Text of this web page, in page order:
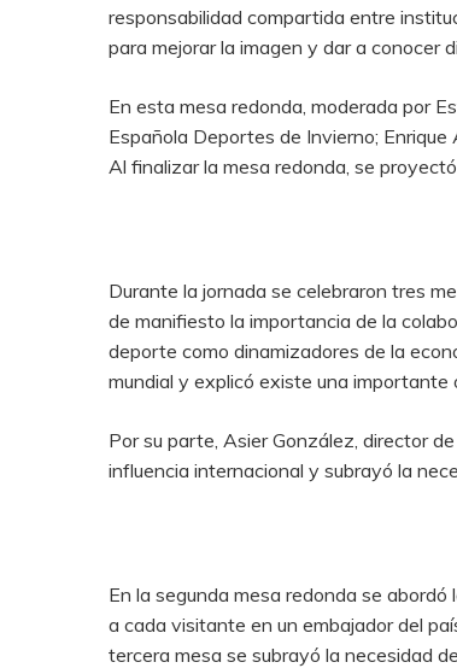
responsabilidad compartida entre
para mejorar la imagen y dar a conocer
En esta mesa redonda, moderada por
Española Deportes de Invierno;
Al finalizar la mesa redonda, se
Durante la jornada se celebraron tres
de manifiesto la importancia de la
deporte como dinamizadores de la
mundial y explicó existe una importante
Por su parte, Asier González, director
influencia internacional y subrayó la
En la segunda mesa redonda se
a cada visitante en un embajador del
tercera mesa se subrayó la necesidad